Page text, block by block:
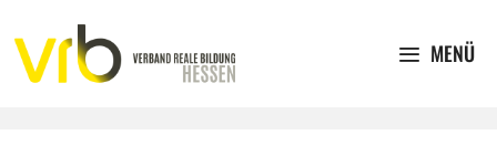
Inhalt
springen
MENÜ